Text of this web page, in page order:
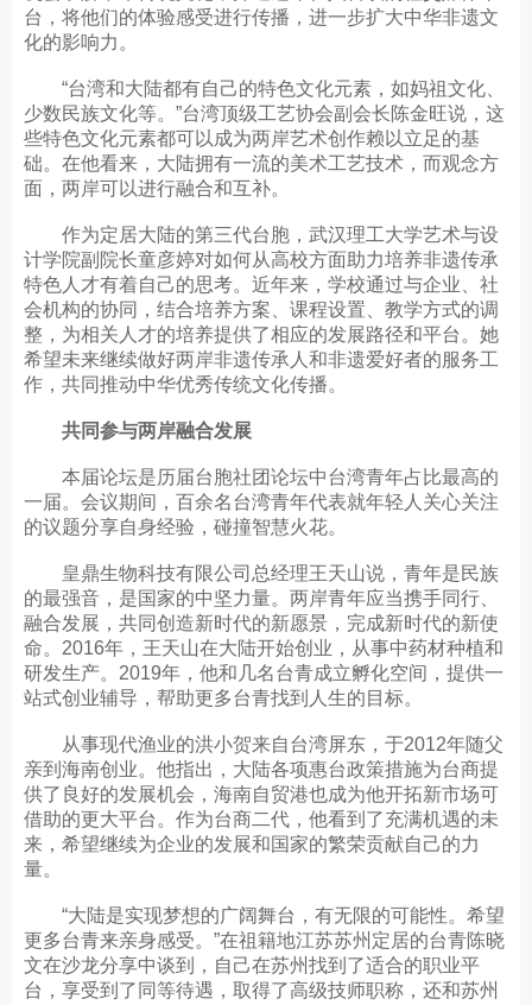
台，将他们的体验感受进行传播，进一步扩大中华非遗文
化的影响力。
“台湾和大陆都有自己的特色文化元素，如妈祖文化、
少数民族文化等。”台湾顶级工艺协会副会长陈金旺说，这
些特色文化元素都可以成为两岸艺术创作赖以立足的基
础。在他看来，大陆拥有一流的美术工艺技术，而观念方
面，两岸可以进行融合和互补。
作为定居大陆的第三代台胞，武汉理工大学艺术与设
计学院副院长童彦婷对如何从高校方面助力培养非遗传承
特色人才有着自己的思考。近年来，学校通过与企业、社
会机构的协同，结合培养方案、课程设置、教学方式的调
整，为相关人才的培养提供了相应的发展路径和平台。她
希望未来继续做好两岸非遗传承人和非遗爱好者的服务工
作，共同推动中华优秀传统文化传播。
共同参与两岸融合发展
本届论坛是历届台胞社团论坛中台湾青年占比最高的
一届。会议期间，百余名台湾青年代表就年轻人关心关注
的议题分享自身经验，碰撞智慧火花。
皇鼎生物科技有限公司总经理王天山说，青年是民族
的最强音，是国家的中坚力量。两岸青年应当携手同行、
融合发展，共同创造新时代的新愿景，完成新时代的新使
命。2016年，王天山在大陆开始创业，从事中药材种植和
研发生产。2019年，他和几名台青成立孵化空间，提供一
站式创业辅导，帮助更多台青找到人生的目标。
从事现代渔业的洪小贺来自台湾屏东，于2012年随父
亲到海南创业。他指出，大陆各项惠台政策措施为台商提
供了良好的发展机会，海南自贸港也成为他开拓新市场可
借助的更大平台。作为台商二代，他看到了充满机遇的未
来，希望继续为企业的发展和国家的繁荣贡献自己的力
量。
“大陆是实现梦想的广阔舞台，有无限的可能性。希望
更多台青来亲身感受。”在祖籍地江苏苏州定居的台青陈晓
文在沙龙分享中谈到，自己在苏州找到了适合的职业平
台，享受到了同等待遇，取得了高级技师职称，还和苏州